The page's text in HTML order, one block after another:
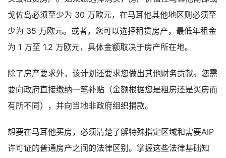
戈佐岛必须至少为 30 万欧元，在马耳他其他地区则必须至
少为 35 万欧元。或者，您可以选择租赁房产，最低年租金
为 1 万至 1.2 万欧元，具体金额取决于房产所在地。
除了房产要求外，该计划还要求您做出其他财务贡献。您需
要向政府直接缴纳一笔补贴（金额根据您是租房还是买房而
有所不同），并向当地非政府组织捐款。
想要在马耳他买房，必须清楚了解特殊指定区域和需要AIP
许可证的普通房产之间的法律区别。掌握这些法律基础知